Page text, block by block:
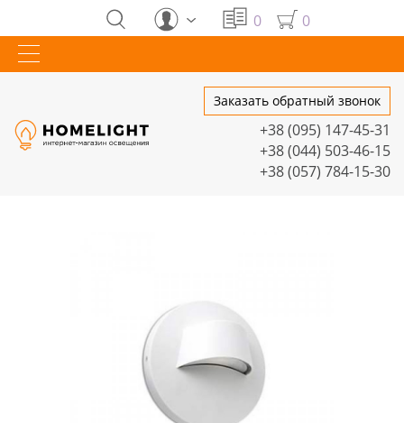
0 0
Заказать обратный звонок
+38 (095) 147-45-31
+38 (044) 503-46-15
+38 (057) 784-15-30